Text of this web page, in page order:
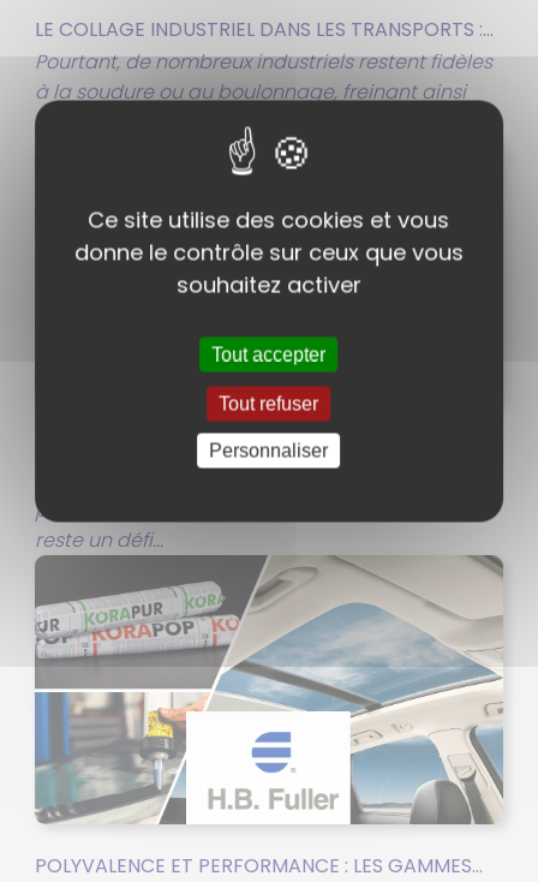
LE COLLAGE INDUSTRIEL DANS LES TRANSPORTS :...
Pourtant, de nombreux industriels restent fidèles
à la soudure ou au boulonnage, freinant ainsi
l'accélération de...
COLLAGE STRUCTUREL DES POLYOLÉFINES : PE, PP...
polyoléfines (PE, PP) et des élastomères (TPE)
reste un défi...
POLYVALENCE ET PERFORMANCE : LES GAMMES...
Ce site utilise des cookies et vous
donne le contrôle sur ceux que vous
souhaitez activer
Tout accepter
Tout refuser
Personnaliser